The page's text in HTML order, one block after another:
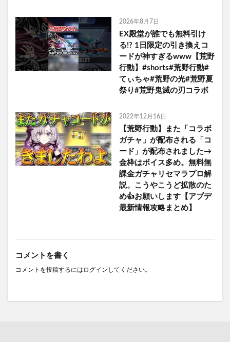
2026年8月7日
EX殿堂が誰でも無料引け
る!? 1日限定の引き換えコ
ードが神すぎるwww【荒野
行動】#shorts#荒野行動#
てぃちゃ#荒野の光#荒野夏
祭り#荒野鬼滅の刃コラボ
2022年12月16日
【荒野行動】また「コラボ
ガチャ」が配布される「コ
ード」が配布されました→
金枠はボイス多め。無料無
課金ガチャリセマラプロ解
説。こうやこうど拡散のた
め👍お願いします【アプデ
最新情報攻略まとめ】
コメントを書く
コメントを投稿するには ログイン してください。